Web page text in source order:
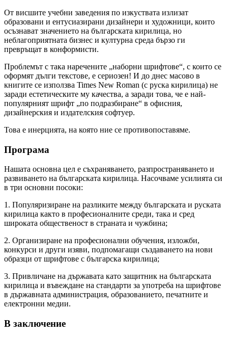
От висшите учебни заведения по изкуствата излизат
образовани и ентусиазирани дизайнери и художници, които
осъзнават значението на българската кирилица, но
неблагоприятната бизнес и културна среда бързо ги
превръщат в конформисти.
Проблемът с така наречените „наборни шрифтове“, с които се
оформят дълги текстове, е сериозен! И до днес масово в
книгите се използва Times New Roman (с руска кирилица) не
заради естетическите му качества, а заради това, че е най-
популярният шрифт „по подразбиране“ в офисния,
дизайнерския и издателския софтуер.
Това е инерцията, на която ние се противопоставяме.
Програма
Нашата основна цел е съхраняването, разпространяването и
развиването на българската кирилица. Насочваме усилията си
в три основни посоки:
1. Популяризиране на разликите между българската и руската
кирилица както в професионалните среди, така и сред
широката общественост в страната и чужбина;
2. Организиране на професионални обучения, изложби,
конкурси и други изяви, подпомагащи създаването на нови
образци от шрифтове с българска кирилица;
3. Привличане на държавата като защитник на българската
кирилица и въвеждане на стандарти за употреба на шрифтове
в държавната администрация, образованието, печатните и
електронни медии.
В заключение